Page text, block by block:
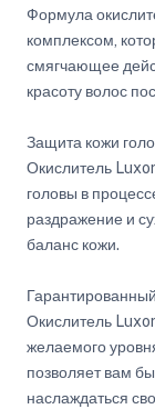
Формула
комплексом,
смягчающее
красоту волос
Защита кожи
Окислитель
головы в
раздражение и
баланс кожи.
Окислитель
желаемого
позволяет вам
наслаждаться